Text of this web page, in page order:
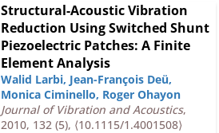
Structural-Acoustic Vibration
Reduction Using Switched Shunt
Piezoelectric Patches: A Finite
Element Analysis
Walid Larbi, Jean-François Deü,
Monica Ciminello, Roger Ohayon
Journal of Vibration and Acoustics,
2010, 132 (5), ⟨10.1115/1.4001508⟩